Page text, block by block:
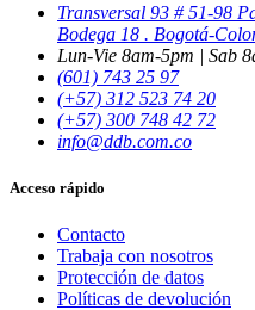
Transversal 93 # 51-98
Bodega 18 . Bogotá-
Lun-Vie 8am-5pm | Sab
(601) 743 25 97
(+57) 312 523 74 20
(+57) 300 748 42 72
info@ddb.com.co
Acceso rápido
Contacto
Trabaja con nosotros
Protección de datos
Políticas de devolución